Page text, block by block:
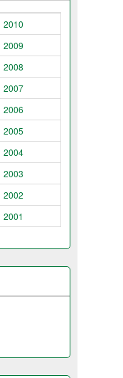
2010
2009
2008
2007
2006
2005
2004
2003
2002
2001